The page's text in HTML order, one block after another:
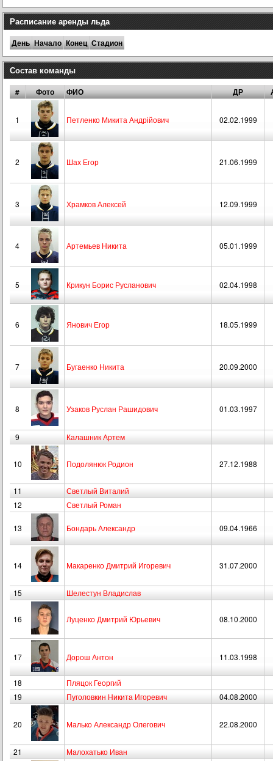
Расписание аренды льда
День Начало Конец Стадион
Состав команды
# Фото ФИО ДР
1 Петленко Микита Андрійович 02.02.1999
2 Шах Егор 21.06.1999
3 Храмков Алексей 12.09.1999
4 Артемьев Никита 05.01.1999
5 Крикун Борис Русланович 02.04.1998
6 Янович Егор 18.05.1999
7 Бугаенко Никита 20.09.2000
8 Узаков Руслан Рашидович 01.03.1997
9 Калашник Артем
10 Подолянюк Родион 27.12.1988
11
Светлый Виталий
12
Светлый Роман
13 Бондарь Александр 09.04.1966
14 Макаренко Дмитрий Игоревич 31.07.2000
15 Шелестун Владислав
16 Луценко Дмитрий Юрьевич 08.10.2000
17 Дорош Антон 11.03.1998
18
Пляцок Георгий
19
Пуголовкин Никита Игоревич 04.08.2000
20 Малько Александр Олегович 22.08.2000
21 Малохатько Иван